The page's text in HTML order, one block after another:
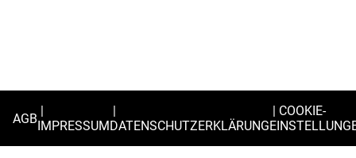
AGBIMPRESSUMDATENSCHUTZERKLÄRUNG
COOKIE-